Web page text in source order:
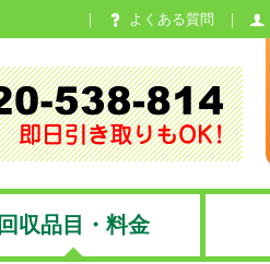
よくある質問
回収品目・料金